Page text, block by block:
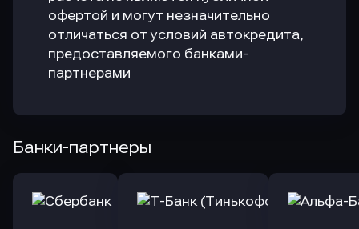
офертой и могут незначительно
отличаться от условий автокредита,
предоставляемого банками-
партнерами
Банки-партнеры